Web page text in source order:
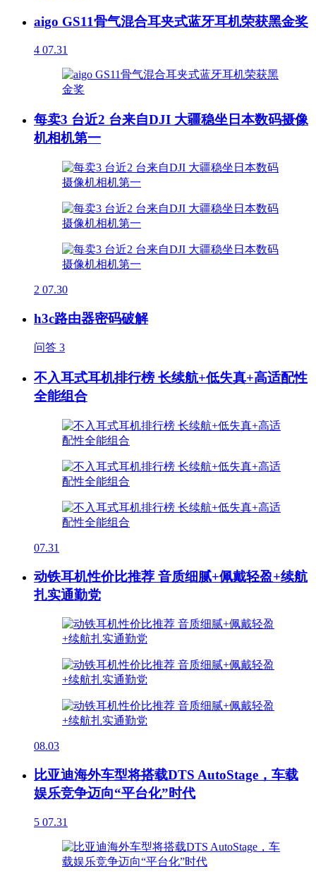
aigo GS11骨气混合耳夹式蓝牙耳机荣获黑金奖
4 07.31
每卖3 台近2 台来自DJI 大疆稳坐日本数码摄像
机相机第一
2 07.30
h3c路由器密码破解
问答 3
不入耳式耳机排行榜 长续航+低失真+高适配性
全能组合
07.31
动铁耳机性价比推荐 音质细腻+佩戴轻盈+续航
扎实通勤党
08.03
比亚迪海外车型将搭载DTS AutoStage，车载
娱乐竞争迈向“平台化”时代
5 07.31